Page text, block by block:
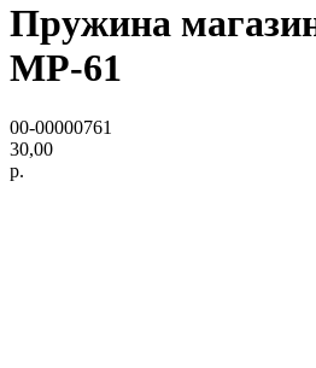
Пружина
МР-61
00-00000761
30,00
р.